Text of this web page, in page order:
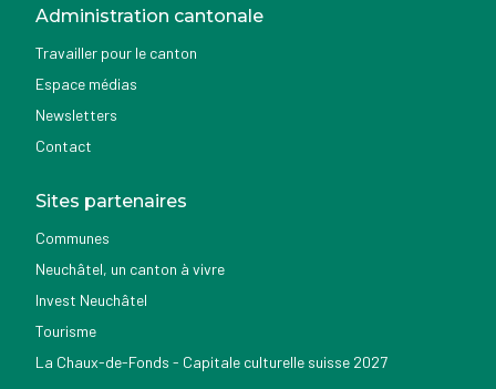
Administration cantonale
Travailler pour le canton
Espace médias
Newsletters
Contact
Sites partenaires
Communes
Neuchâtel, un canton à vivre
Invest Neuchâtel
Tourisme
La Chaux-de-Fonds - Capitale culturelle suisse 2027